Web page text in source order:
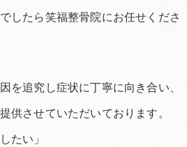
たら笑福整骨院にお任せくださ
を追究し症状に丁寧に向き合い、
供させていただいております。
たい」